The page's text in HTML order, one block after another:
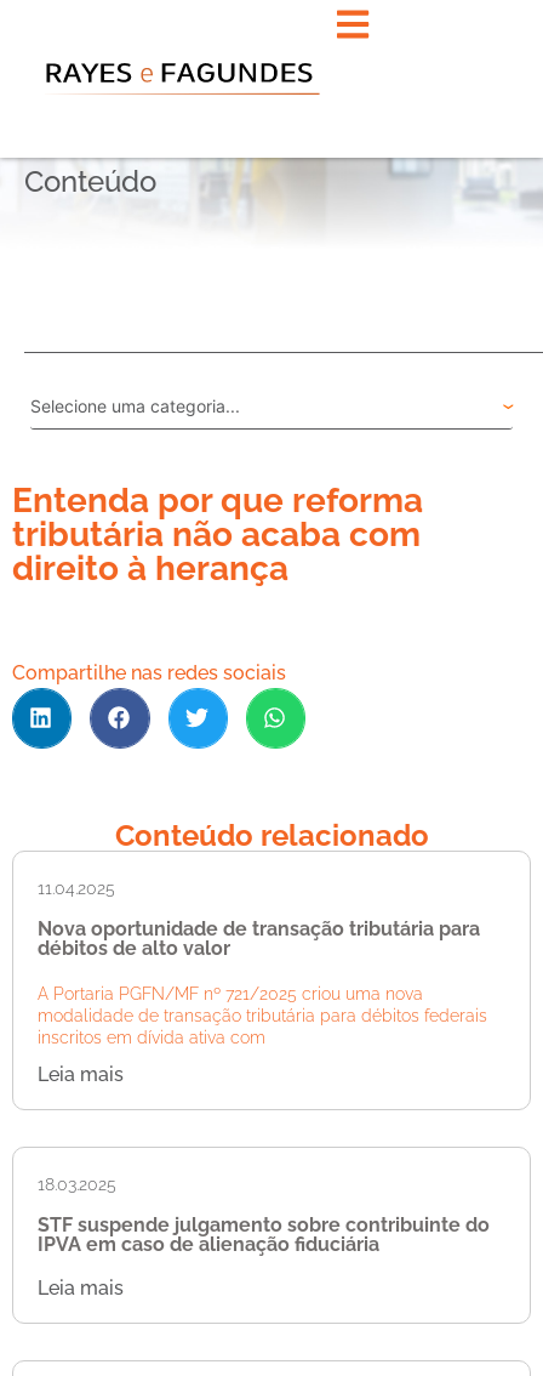
Conteúdo
Entenda por que reforma
tributária não acaba com
direito à herança
Compartilhe nas redes sociais
Conteúdo relacionado
11.04.2025
Nova oportunidade de transação tributária para
débitos de alto valor
A Portaria PGFN/MF nº 721/2025 criou uma nova
modalidade de transação tributária para débitos federais
inscritos em dívida ativa com
Leia mais
18.03.2025
STF suspende julgamento sobre contribuinte do
IPVA em caso de alienação fiduciária
Leia mais